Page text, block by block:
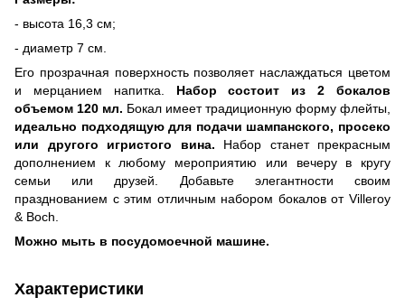
- высота 16,3 см;
- диаметр 7 см.
Его прозрачная поверхность позволяет наслаждаться цветом
и мерцанием напитка. Набор состоит из 2 бокалов
объемом 120 мл. Бокал имеет традиционную форму флейты,
идеально подходящую для подачи шампанского, просеко
или другого игристого вина. Набор станет прекрасным
дополнением к любому мероприятию или вечеру в кругу
семьи или друзей. Добавьте элегантности своим
празднованием с этим отличным набором бокалов от Villeroy
& Boch.
Можно мыть в посудомоечной машине.
Характеристики